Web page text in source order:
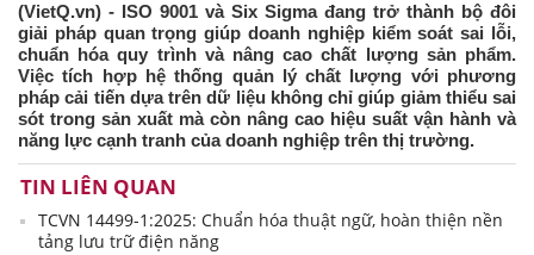
(VietQ.vn) - ISO 9001 và Six Sigma đang trở thành bộ đôi
giải pháp quan trọng giúp doanh nghiệp kiểm soát sai lỗi,
chuẩn hóa quy trình và nâng cao chất lượng sản phẩm.
Việc tích hợp hệ thống quản lý chất lượng với phương
pháp cải tiến dựa trên dữ liệu không chỉ giúp giảm thiểu sai
sót trong sản xuất mà còn nâng cao hiệu suất vận hành và
năng lực cạnh tranh của doanh nghiệp trên thị trường.
TIN LIÊN QUAN
TCVN 14499-1:2025: Chuẩn hóa thuật ngữ, hoàn thiện nền
tảng lưu trữ điện năng